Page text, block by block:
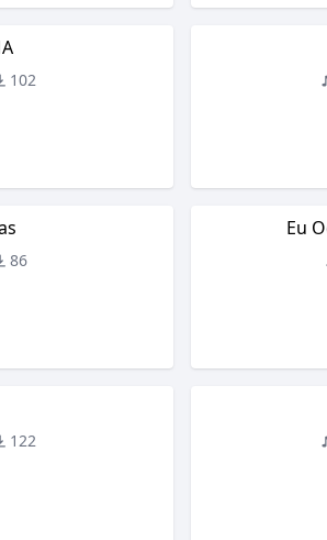
102
86
Eu
122